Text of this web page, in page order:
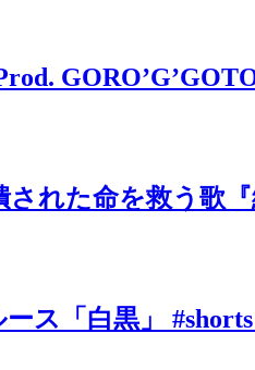
れた命を救う歌
ス「白黒」